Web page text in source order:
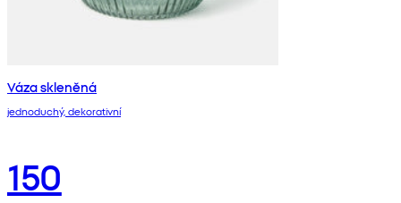
Váza skleněná
jednoduchý, dekorativní
150